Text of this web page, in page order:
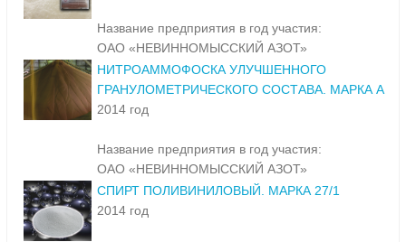
Название предприятия в год участия:
ОАО «НЕВИННОМЫССКИЙ АЗОТ»
НИТРОАММОФОСКА УЛУЧШЕННОГО
ГРАНУЛОМЕТРИЧЕСКОГО СОСТАВА. МАРКА А
2014 год
Название предприятия в год участия:
ОАО «НЕВИННОМЫССКИЙ АЗОТ»
СПИРТ ПОЛИВИНИЛОВЫЙ. МАРКА 27/1
2014 год